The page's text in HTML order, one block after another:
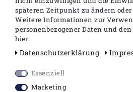
TECE Hollefeldstr.57 48282
Kontakt:https://www.tece.com/de
EU-Verantwortliche Person:
TECE GmbH
Deutschland
späteren Zeitpunkt zu ändern
Weitere Informationen zur
personenbezogener Daten und
hier:
Daten­schutz­erklärung
Essenziell
Marketing